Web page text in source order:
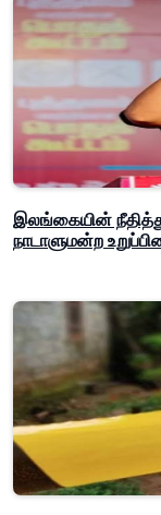
இலங்கையின்
நாடாளுமன்ற